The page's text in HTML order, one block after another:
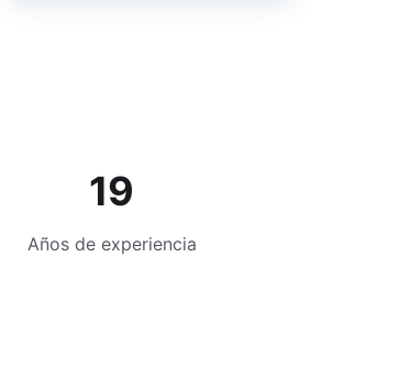
19
Años de experiencia